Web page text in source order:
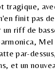
tragique,
finit pas
riff de
par-
et un